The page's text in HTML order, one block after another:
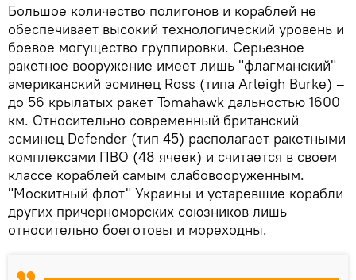
Большое количество полигонов и кораблей не
обеспечивает высокий технологический уровень и
боевое могущество группировки. Серьезное
ракетное вооружение имеет лишь "флагманский"
американский эсминец Ross (типа Arleigh Burke) –
до 56 крылатых ракет Tomahawk дальностью 1600
км. Относительно современный британский
эсминец Defender (тип 45) располагает ракетными
комплексами ПВО (48 ячеек) и считается в своем
классе кораблей самым слабовооруженным.
"Москитный флот" Украины и устаревшие корабли
других причерноморских союзников лишь
относительно боеготовы и мореходны.